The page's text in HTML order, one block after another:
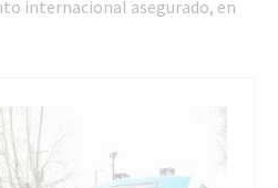
internacional asegurado, en